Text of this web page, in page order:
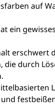
auf
ein
erschwert
die durch